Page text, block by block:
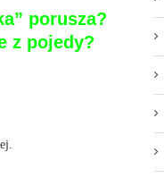
porusza?
z pojedy?